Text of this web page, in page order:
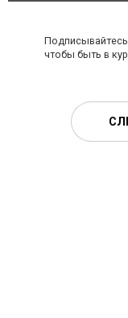
чтобы быть в